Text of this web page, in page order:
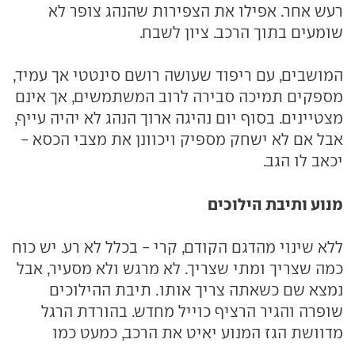
רעש אחר. אפילו את הצפירות שהנהג צופר לא
שומעים בתוך הרכב. ציון לשבח.
המושבים, עם ריפוד שעושה רושם סינטטי אך עמיד,
מספקים תמיכה סבירה לרוב המשתמשים, אך אינם
מצטיינים. בסוף יום נהיגה ארוך הנהג לא יהיה עייף,
אבל אם לא ישחק מספיק ויכוונן את מצבי הכסא -
יכאב לו הגב.
מנוע ותיבת הילוכים
ללא שינוי מהדגם הקודם, קרי - בכלל לא רע. יש כוח
כמה שצריך ומתי שצריך. לא מרגש ולא מסעיר, אבל
נמצא שם כשאתה צריך אותו. תיבת ההילוכים
שופרה והגיר הרציף כוייל מחדש. בהורדת הרגל
מדוושת הגז המנוע יאיט את הרכב, כמעט כמו